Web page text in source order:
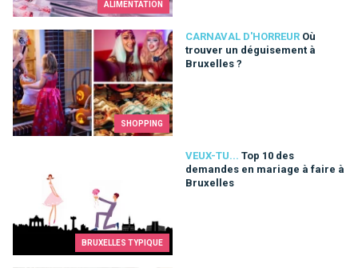
ALIMENTATION
SHOPPING
CARNAVAL D'HORREUR Où
trouver un déguisement à
Bruxelles ?
Où trouver un déguisement à Bruxelles ?
BRUXELLES TYPIQUE
VEUX-TU... Top 10 des
demandes en mariage à faire à
Bruxelles
Top 10 des demandes en mariage à faire à Bruxelles